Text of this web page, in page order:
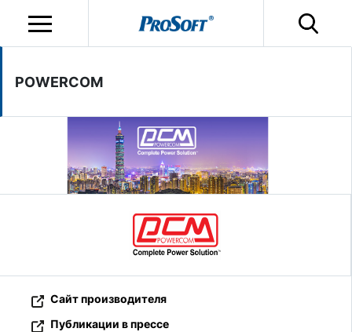
POWERCOM
Сайт производителя
Публикации в прессе